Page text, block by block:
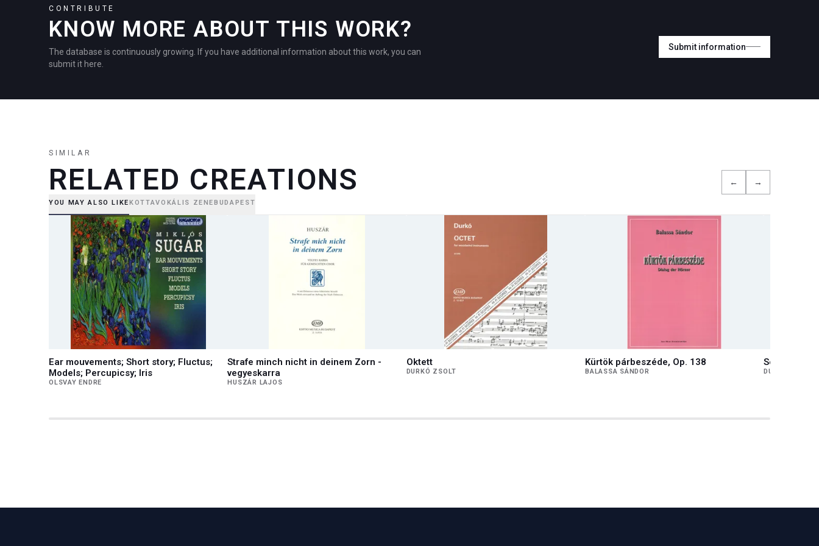
CONTRIBUTE
KNOW MORE ABOUT THIS WORK?
The database is continuously growing. If you have additional information about this work, you can
submit it here.
Submit information
SIMILAR
RELATED CREATIONS ← →
YOU MAY ALSO LIKEKOTTAVOKÁLIS ZENEBUDAPEST
Ear mouvements; Short story; Fluctus;
Models; Percupicsy; Iris
OLSVAY ENDRE
Strafe minch nicht in deinem Zorn -
vegyeskarra
HUSZÁR LAJOS
Oktett
DURKÓ ZSOLT
Kürtök párbeszéde, Op. 138
BALASSA SÁNDOR
Son et
DURKÓ ZSOLT